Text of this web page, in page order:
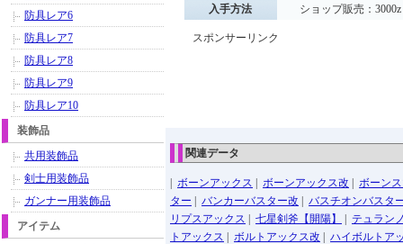
入手方法 ショップ販売：3000z
スポンサーリンク
関連データ
ボーンアックス ボーンアックス改
ボーン
ター
バンカーバスター改
バスチオンバスタ
リプスアックス
七星剣斧【開陽】
テュラン
トアックス
ボルトアックス改
ハイボルトア
防具レア6
防具レア7
防具レア8
防具レア9
防具レア10
装飾品
共用装飾品
剣士用装飾品
ガンナー用装飾品
アイテム